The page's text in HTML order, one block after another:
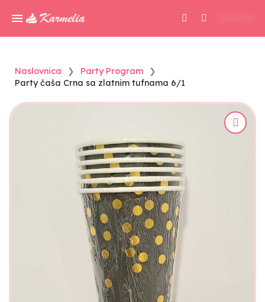
Naslovnica
Party Program
Party čaša Crna sa zlatnim tufnama 6/1